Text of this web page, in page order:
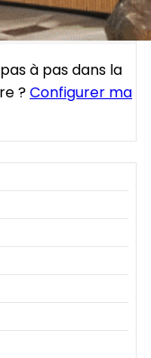
à pas dans la
?Configurer ma